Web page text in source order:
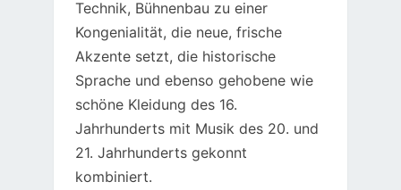
Technik, Bühnenbau zu einer
Kongenialität, die neue, frische
Akzente setzt, die historische
Sprache und ebenso gehobene wie
schöne Kleidung des 16.
Jahrhunderts mit Musik des 20. und
21. Jahrhunderts gekonnt
kombiniert.